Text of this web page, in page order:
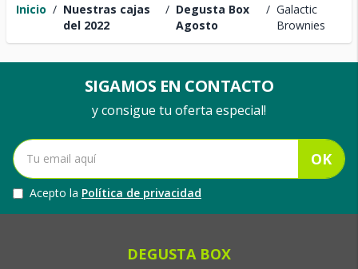
Inicio / Nuestras cajas
del 2022
/ Degusta Box
Agosto
/ Galactic
Brownies
SIGAMOS EN CONTACTO
y consigue tu oferta especial!
OK
Acepto la Política de privacidad
DEGUSTA BOX